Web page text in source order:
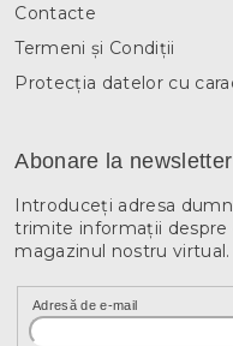
Contacte
Termeni și Condiții
Protecția datelor cu
Abonare la newsletter
Introduceţi adresa
trimite informaţii despre
magazinul nostru virtual.
Adresă de e-mail